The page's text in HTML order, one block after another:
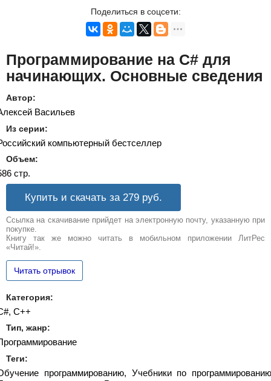
Поделиться в соцсети:
Программирование на C# для
начинающих. Основные сведения
Автор:
Васильев
Из серии:
компьютерный бестселлер
Объем:
стр.
Купить и скачать за 279 руб.
Ссылка на скачивание прийдет на электронную почту, указанную при
покупке.
Книгу так же можно читать в мобильном приложении ЛитРес
«Читай!».
Читать отрывок
Категория:
C++
Тип, жанр:
Теги:
программированию, Учебники по